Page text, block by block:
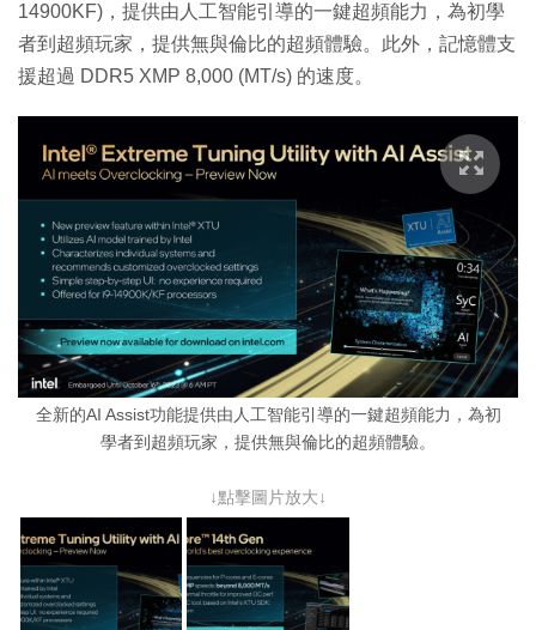
14900KF)，提供由人工智能引導的一鍵超頻能力，為初學
者到超頻玩家，提供無與倫比的超頻體驗。此外，記憶體支
援超過 DDR5 XMP 8,000 (MT/s) 的速度。
全新的AI Assist功能提供由人工智能引導的一鍵超頻能力，為初
學者到超頻玩家，提供無與倫比的超頻體驗。
↓點擊圖片放大↓